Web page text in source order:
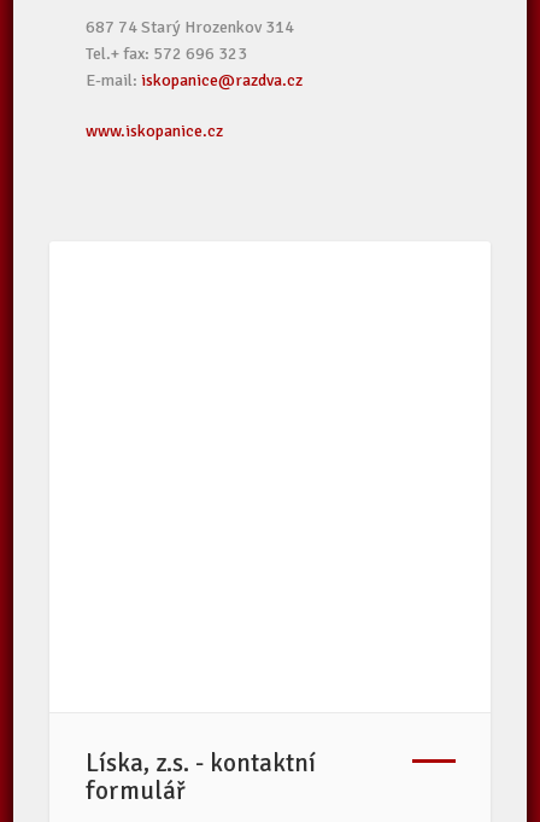
687 74 Starý Hrozenkov 314
Tel.+ fax: 572 696 323
E-mail:iskopanice@razdva.cz
www.iskopanice.cz
Líska, z.s. - kontaktní
formulář